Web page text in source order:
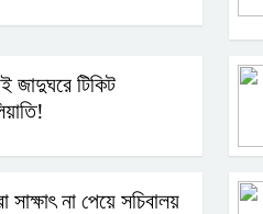
জাদুঘরে টিকিট
সাক্ষাৎ না পেয়ে সচিবালয়